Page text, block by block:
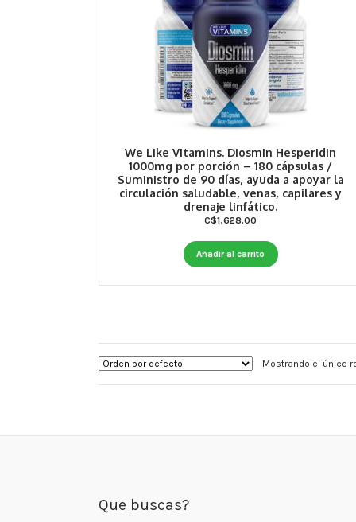
We Like Vitamins. Diosmin Hesperidin
1000mg por porción – 180 cápsulas /
Suministro de 90 días, ayuda a apoyar la
circulación saludable, venas, capilares y
drenaje linfático.
C$1,628.00
Añadir al carrito
Mostrando el único
Que buscas?